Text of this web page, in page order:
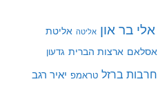
אלי בר און אליטה אליטת
אסלאם ארצות הברית גדעון
חרבות ברזל טראמפ יאיר רגב